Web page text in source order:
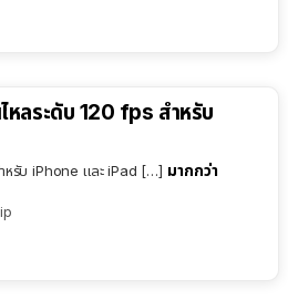
หลระดับ 120 fps สำหรับ
ำหรับ iPhone และ iPad […] มากกว่า